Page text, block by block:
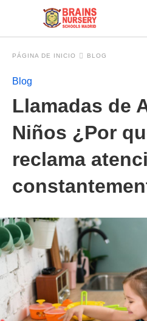
PÁGINA DE INICIO BLOG
Blog
Llamadas de
Niños ¿Por
reclama